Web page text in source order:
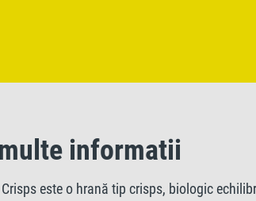
informatii
este o hrană tip crisps, biologic